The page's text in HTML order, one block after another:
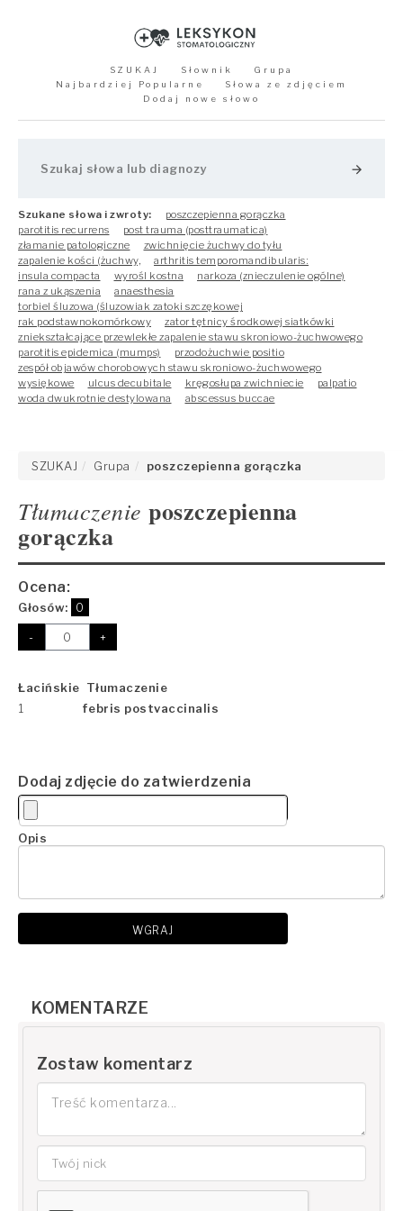
SZUKAJ Słownik
Grupa
Najbardziej Popularne
Słowa ze zdjęciem
Dodaj nowe słowo
arrow_forward
Szukane słowa i zwroty:
poszczepienna gorączka
parotitis recurrens
post trauma (posttraumatica)
złamanie patologiczne
zwichnięcie żuchwy do tyłu
zapalenie kości (żuchwy,
arthritis temporomandibularis:
insula compacta
wyrośl kostna
narkoza (znieczulenie ogólne)
rana z ukąszenia
anaesthesia
torbiel śluzowa (śluzowiak zatoki szczękowej
rak podstawnokomórkowy
zator tętnicy środkowej siatkówki
zniekształcające przewlekłe zapalenie stawu skroniowo-żuchwowego
parotitis epidemica (mumps)
przodożuchwie positio
zespół objawów chorobowych stawu skroniowo-żuchwowego
wysiękowe
ulcus decubitale kręgosłupa zwichniecie
palpatio
woda dwukrotnie destylowana
abscessus buccae
SZUKAJ Grupa poszczepienna gorączka
Tłumaczenie poszczepienna
gorączka
Ocena:
Głosów: 0
- +
Łacińskie Tłumaczenie
1
febris postvaccinalis
Dodaj zdjęcie do zatwierdzenia
Opis
WGRAJ
KOMENTARZE
Zostaw komentarz